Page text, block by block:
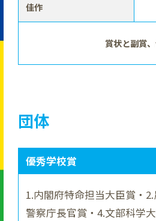
佳作
賞状と副賞
団体
優秀学校賞
1.内閣府特命担当大臣賞・
警察庁長官賞・4.文部科学